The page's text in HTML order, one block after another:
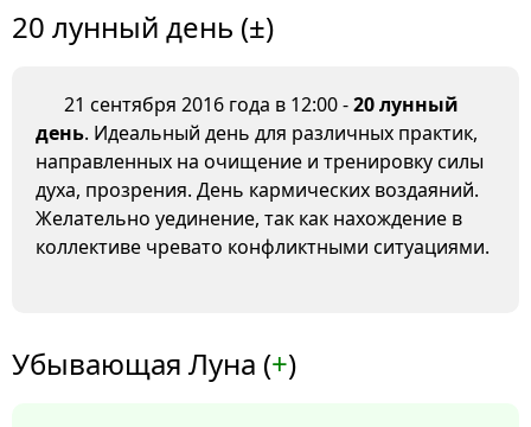
20 лунный день (±)
21 сентября 2016 года в 12:00 -20 лунный
день. Идеальный день для различных практик,
направленных на очищение и тренировку силы
духа, прозрения. День кармических воздаяний.
Желательно уединение, так как нахождение в
коллективе чревато конфликтными ситуациями.
Убывающая Луна (+)